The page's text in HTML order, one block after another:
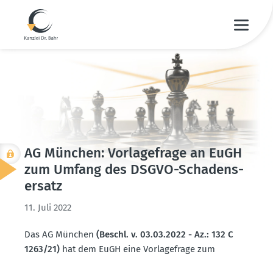
AG München: Vorla­ge­frage an EuGH
zum Umfang des DSGVO-Schadens­
ersatz
11. Juli 2022
Das AG München (Beschl. v. 03.03.2022 - Az.: 132 C
1263/21) hat dem EuGH eine Vorla­ge­frage zum